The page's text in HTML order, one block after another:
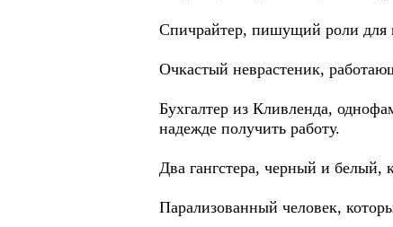
Спичрайтер, пишущий роли
Очкастый неврастеник,
Бухгалтер из Кливленда,
надежде получить работу.
Два гангстера, черный и белый,
Парализованный человек,